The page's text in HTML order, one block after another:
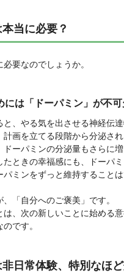
当に必要？
要なのでしょうか。
は「ドーパミン」が不可
、やる気を出させる神経伝
画を立てる段階から分泌され
ーパミンの分泌量もさらに
ときの幸福感にも、ドーパミ
ミンをずっと維持することは
「自分へのご褒美」です。
、次の新しいことに始める
です。
非日常体験、特別なほ